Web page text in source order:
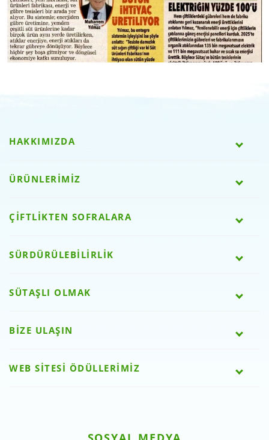
HAKKIMIZDA
ÜRÜNLERİMİZ
ÇİFTLİKTEN SOFRALARA
SÜRDÜRÜLEBİLİRLİK
SÜTAŞLI OLMAK
BİZE ULAŞIN
WEB SİTESİ ÖDÜLLERİMİZ